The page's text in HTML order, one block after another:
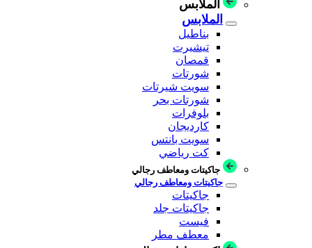
الملابس
الملابس
بناطيل
تيشيرت
قمصان
شورتات
سويت شيرتات
شورتات بحر
بلوفرات
كارديجان
سويت بانتس
كت رياضي
جاكيتات ومعاطف رجالي
جاكيتات ومعاطف رجالي
جاكيتات
جاكيتات جلد
فيست
معطف مطر